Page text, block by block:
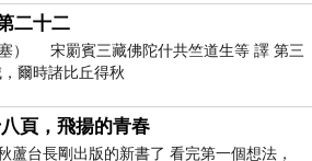
出面為兒子說的驚人之語緩
活可以說全部亂了方寸。但天
兒子，也期許柯文哲不要辜負
二十二
） 宋罽賓三藏佛陀什共竺道生等 譯 第三
爾時諸比丘得秋
頁，飛揚的青春
蘆台長剛出版的新書了 看完第一個想法，